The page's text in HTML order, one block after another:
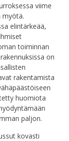
viime
myötä.
elintärkeää,
toiminnan
on
rakentamista
huomiota
paljon.
kovasti